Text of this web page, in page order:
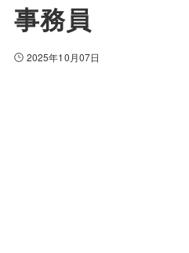
事務員
2025年10月07日